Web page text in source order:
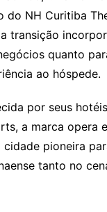
do NH Curitiba
transição
quanto
ao hóspede.
por seus
a marca opera
pioneira
tanto no